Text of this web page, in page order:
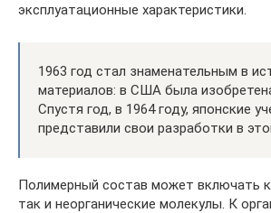
эксплуатационные характеристики.
1963 год стал знаменательным в
материалов: в США была
Спустя год, в 1964 году, японские
представили свои разработки в
Полимерный состав может включать
так и неорганические молекулы. К